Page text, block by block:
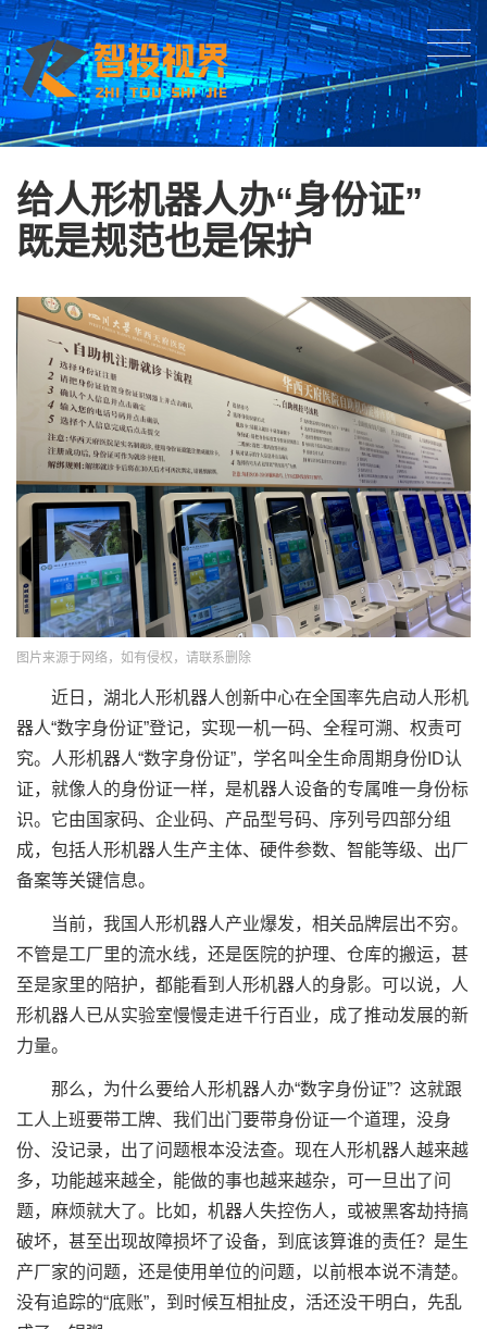
给人形机器人办“身份证”
既是规范也是保护
图片来源于网络，如有侵权，请联系删除
近日，湖北人形机器人创新中心在全国率先启动人形机
器人“数字身份证”登记，实现一机一码、全程可溯、权责可
究。人形机器人“数字身份证”，学名叫全生命周期身份ID认
证，就像人的身份证一样，是机器人设备的专属唯一身份标
识。它由国家码、企业码、产品型号码、序列号四部分组
成，包括人形机器人生产主体、硬件参数、智能等级、出厂
备案等关键信息。
当前，我国人形机器人产业爆发，相关品牌层出不穷。
不管是工厂里的流水线，还是医院的护理、仓库的搬运，甚
至是家里的陪护，都能看到人形机器人的身影。可以说，人
形机器人已从实验室慢慢走进千行百业，成了推动发展的新
力量。
那么，为什么要给人形机器人办“数字身份证”？这就跟
工人上班要带工牌、我们出门要带身份证一个道理，没身
份、没记录，出了问题根本没法查。现在人形机器人越来越
多，功能越来越全，能做的事也越来越杂，可一旦出了问
题，麻烦就大了。比如，机器人失控伤人，或被黑客劫持搞
破坏，甚至出现故障损坏了设备，到底该算谁的责任？是生
产厂家的问题，还是使用单位的问题，以前根本说不清楚。
没有追踪的“底账”，到时候互相扯皮，活还没干明白，先乱